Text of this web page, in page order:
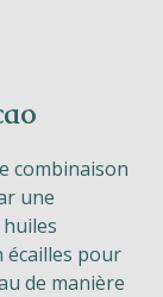
combinaison
une
écailles pour
de manière